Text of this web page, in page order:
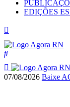
EDIÇÕES
07/08/2026 Baixe